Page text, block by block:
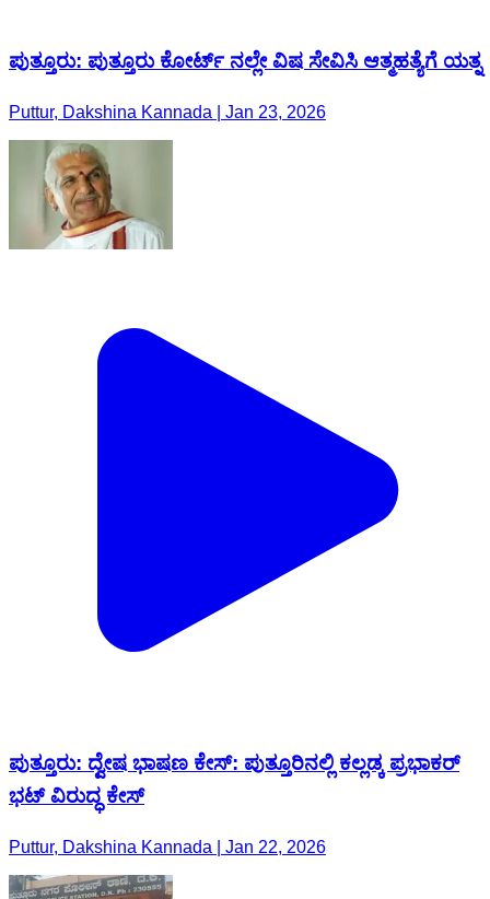
ಪುತ್ತೂರು: ಪುತ್ತೂರು ಕೋರ್ಟ್ ನಲ್ಲೇ ವಿಷ ಸೇವಿಸಿ ಆತ್ಮಹತ್ಯೆಗೆ ಯತ್ನ
Puttur, Dakshina Kannada | Jan 23, 2026
ಪುತ್ತೂರು: ದ್ವೇಷ ಭಾಷಣ ಕೇಸ್: ಪುತ್ತೂರಿನಲ್ಲಿ ಕಲ್ಲಡ್ಕ ಪ್ರಭಾಕರ್
ಭಟ್ ವಿರುದ್ಧ ಕೇಸ್
Puttur, Dakshina Kannada | Jan 22, 2026